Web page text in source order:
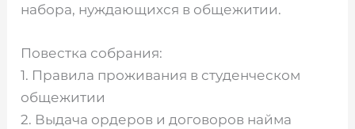
набора, нуждающихся в общежитии.
Повестка собрания:
1. Правила проживания в студенческом
общежитии
2. Выдача ордеров и договоров найма